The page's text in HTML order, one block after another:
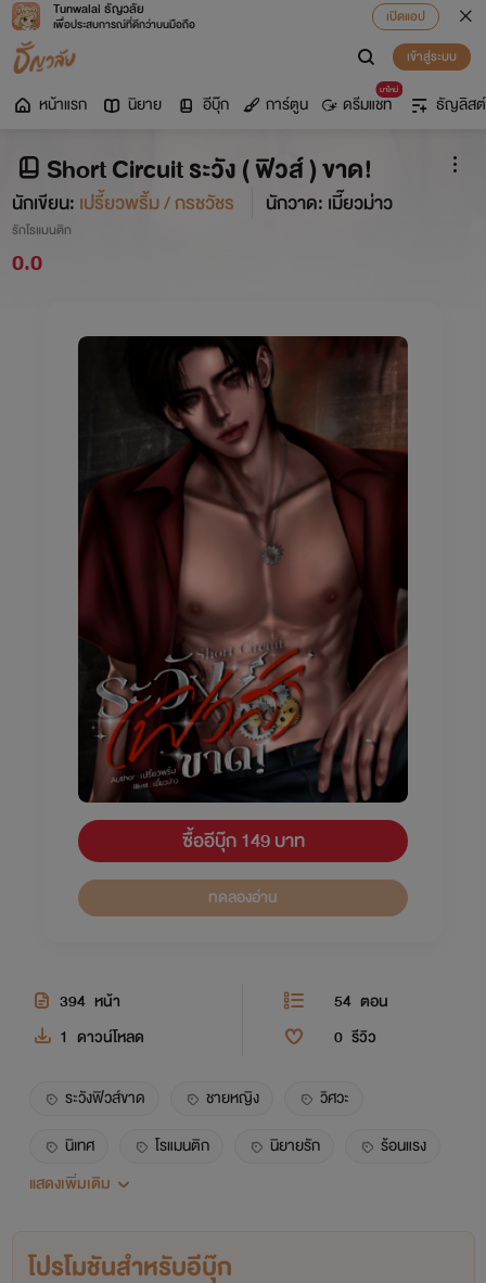
Tunwalai ธัญวลัย
เพื่อประสบการณ์ที่ดีกว่าบนมือถือ
เปิดแอป
เข้าสู่ระบบ
หน้าแรก นิยาย อีบุ๊ก การ์ตูน
มาใหม่
ดรีมแชท ธัญลิสต์
Short Circuit ระวัง ( ฟิวส์ ) ขาด!
นักเขียน: เปรี้ยวพริ้ม / กรชวัชร นักวาด: เมี๊ยวม่าว
รักโรแมนติก
0.0
ซื้ออีบุ๊ก 149 บาท
ทดลองอ่าน
394 หน้า 54 ตอน
1 ดาวน์โหลด 0 รีวิว
ระวังฟิวส์ขาด ชายหญิง
วิศวะ
นิเทศ
โรแมนติก นิยายรัก
ร้อนแรง
จ้วยใหญ่
แสดงเพิ่มเติม
โปรโมชันสำหรับอีบุ๊ก